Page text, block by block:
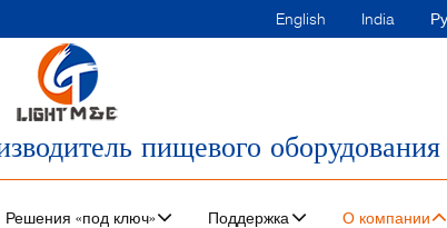
English India
пищевого оборудования
Решения «под ключ» Поддержка О компании